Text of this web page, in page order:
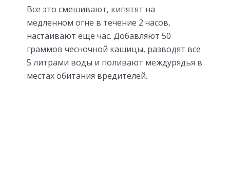
Все это смешивают, кипятят на
медленном огне в течение 2 часов,
настаивают еще час. Добавляют 50
граммов чесночной кашицы, разводят все
5 литрами воды и поливают междурядья в
местах обитания вредителей.